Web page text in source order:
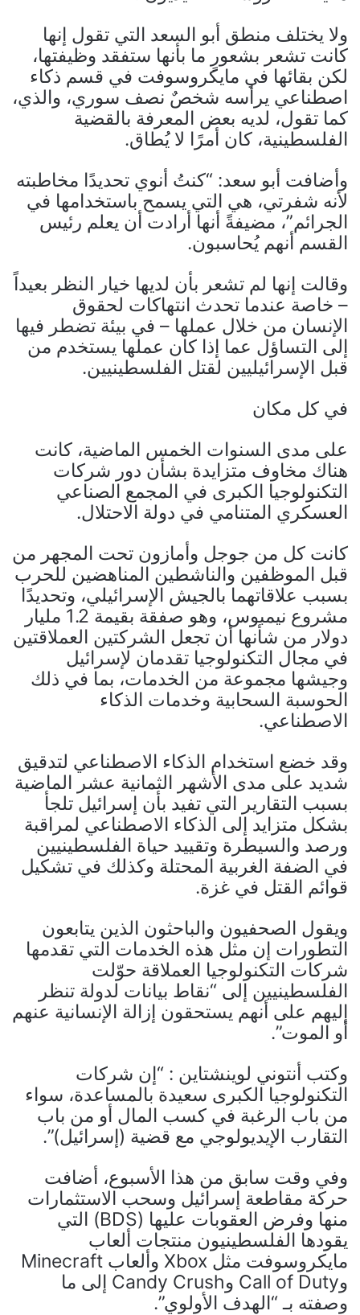
ولا يختلف منطق أبو السعد التي تقول إنها
كانت تشعر بشعورٍ ما بأنها ستفقد وظيفتها،
لكن بقائها في مايكروسوفت في قسم ذكاء
اصطناعي يرأسه شخصٌ نصف سوري، والذي،
كما تقول، لديه بعض المعرفة بالقضية
الفلسطينية، كان أمرًا لا يُطاق.
وأضافت أبو سعد: “كنتُ أنوي تحديدًا مخاطبته
لأنه شفرتي، هي التي يسمح باستخدامها في
الجرائم”، مضيفةً أنها أرادت أن يعلم رئيس
القسم أنهم يُحاسبون.
وقالت إنها لم تشعر بأن لديها خيار النظر بعيداً
– خاصة عندما تحدث انتهاكات لحقوق
الإنسان من خلال عملها – في بيئة تضطر فيها
إلى التساؤل عما إذا كان عملها يستخدم من
قبل الإسرائيليين لقتل الفلسطينيين.
في كل مكان
على مدى السنوات الخمس الماضية، كانت
هناك مخاوف متزايدة بشأن دور شركات
التكنولوجيا الكبرى في المجمع الصناعي
العسكري المتنامي في دولة الاحتلال.
كانت كل من جوجل وأمازون تحت المجهر من
قبل الموظفين والناشطين المناهضين للحرب
بسبب علاقاتهما بالجيش الإسرائيلي، وتحديدًا
مشروع نيمبوس، وهو صفقة بقيمة 1.2 مليار
دولار من شأنها أن تجعل الشركتين العملاقتين
في مجال التكنولوجيا تقدمان لإسرائيل
وجيشها مجموعة من الخدمات، بما في ذلك
الحوسبة السحابية وخدمات الذكاء
الاصطناعي.
وقد خضع استخدام الذكاء الاصطناعي لتدقيق
شديد على مدى الأشهر الثمانية عشر الماضية
بسبب التقارير التي تفيد بأن إسرائيل تلجأ
بشكل متزايد إلى الذكاء الاصطناعي لمراقبة
ورصد والسيطرة وتقييد حياة الفلسطينيين
في الضفة الغربية المحتلة وكذلك في تشكيل
قوائم القتل في غزة.
ويقول الصحفيون والباحثون الذين يتابعون
التطورات إن مثل هذه الخدمات التي تقدمها
شركات التكنولوجيا العملاقة حوّلت
الفلسطينيين إلى “نقاط بيانات لدولة تنظر
إليهم على أنهم يستحقون إزالة الإنسانية عنهم
أو الموت”.
وكتب أنتوني لوينشتاين : “إن شركات
التكنولوجيا الكبرى سعيدة بالمساعدة، سواء
من باب الرغبة في كسب المال أو من باب
التقارب الإيديولوجي مع قضية (إسرائيل)”.
وفي وقت سابق من هذا الأسبوع، أضافت
حركة مقاطعة إسرائيل وسحب الاستثمارات
منها وفرض العقوبات عليها (BDS) التي
يقودها الفلسطينيون منتجات ألعاب
مايكروسوفت مثل Xbox وألعاب Minecraft
وCall of Duty وCandy Crush إلى ما
وصفته بـ “الهدف الأولوي”.